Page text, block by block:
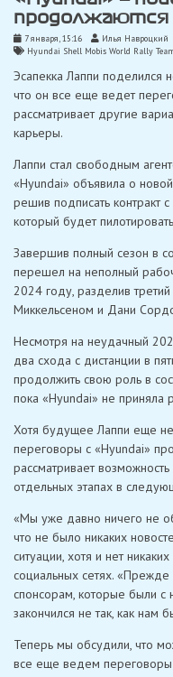
продолжаются
7 января, 15:16
Илья Навроцкий
Hyundai Shell Mobis World Rally
Эсапекка Лаппи поделился
что он все еще ведет
рассматривает другие
карьеры.
Лаппи стал свободным
«Hyundai» объявила о
решив подписать
который будет
Завершив полный сезон в
перешел на неполный
2024 году, разделив
Миккельсеном и Дани
Несмотря на неудачный
два схода с дистанции в
продолжить свою роль в
пока «Hyundai» не
Хотя будущее Лаппи еще
переговоры с «Hyundai»
рассматривает
отдельных этапах в
«Мы уже давно ничего не
что не было никаких
ситуации, хотя и нет
социальных сетях.
спонсорам, которые были с
закончился не так, как нам
Теперь мы обсудили, что
все еще ведем переговоры